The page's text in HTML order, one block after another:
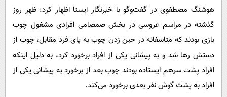
یک برش دانایی
محیط زیست
سفر و تفریح
علم و دانش
فناوری و It
علمی
اخبار کریپتو
قرآن
گوناگون
سرگرمی
باشگاه مغز
فیلم
اقتصاد
عصر ایران 2
خواندنی ها و دیدنی ها
آموزش زبان
هوشنگ مصطفوی در گفت‌وگو با خبرنگار ایسنا اظهار کرد: ظهر روز
گذشته در مراسم عروسی در بخش صمصامی افرادی مشغول چوب
بازی بودند که متاسفانه در حین زدن چوب به پای فرد مقابل، چوب از
دستش رها شد و به پیشانی یکی از افراد برخورد کرد، به دلیل اینکه
افراد پشت سرهم ایستاده بودند چوب بعد از برخورد به پیشانی یکی از
افراد به پشت گوش نفر بعدی برخورد می‌کند.